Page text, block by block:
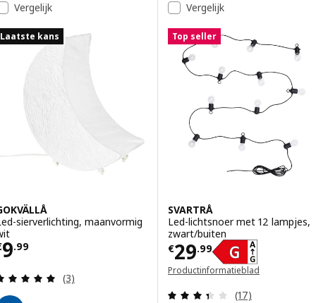
Vergelijk
Laatste kans
sierverlichting, maanvormig
9.99 € 9.99
Beoordeling: 5 van 5 sterren. Totaal
(3)
Vergelijk
Top seller
SVARTRÅ
Led-lichtsnoer met 12 lampjes,
zwart/buiten
€29.99
Prijs € 29.99
Productinformatieblad
Beoordeling:
(17)